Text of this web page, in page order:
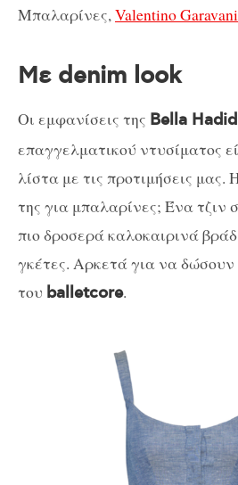
Μπαλαρίνες,Valentino
Με denim look
Οι εμφανίσεις της Bella Hadid
επαγγελματικού ντυσίματος
λίστα με τις προτιμήσεις μας.
της για μπαλαρίνες; Ένα τζιν
πιο δροσερά καλοκαιρινά
γκέτες. Αρκετά για να
του balletcore.